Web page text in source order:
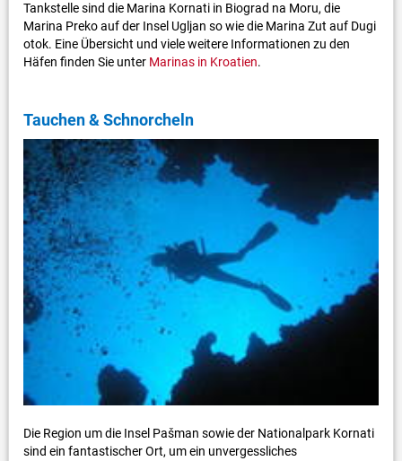
Tankstelle sind die Marina Kornati in Biograd na Moru, die
Marina Preko auf der Insel Ugljan so wie die Marina Zut auf Dugi
otok. Eine Übersicht und viele weitere Informationen zu den
Häfen finden Sie unter Marinas in Kroatien.
Tauchen & Schnorcheln
Die Region um die Insel Pašman sowie der Nationalpark Kornati
sind ein fantastischer Ort, um ein unvergessliches